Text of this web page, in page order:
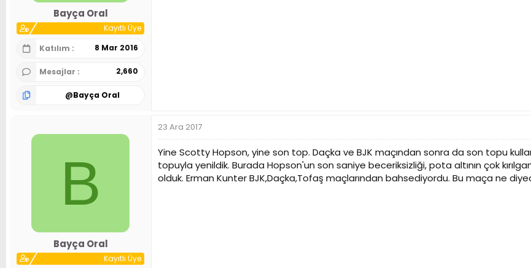
Bayça Oral
Kayıtlı Üye
Katılım
8 Mar 2016
Mesajlar 2,660
@Bayça Oral
B
Bayça Oral
Kayıtlı Üye
23 Ara 2017
Yine Scotty Hopson, yine son top. Daçka ve BJK maçından sonra da son topu
topuyla yenildik. Burada Hopson'un son saniye beceriksizliği, pota altının çok
olduk. Erman Kunter BJK,Daçka,Tofaş maçlarından bahsediyordu. Bu maça ne